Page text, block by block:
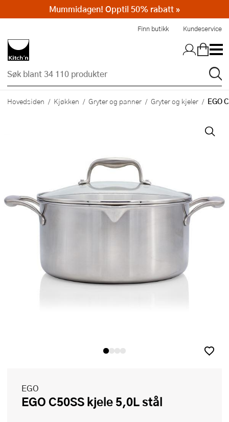
Finn butikk Kundeservice
Hovedsiden Kjøkken Gryter og panner Gryter og kjeler EGO
EGO
EGO C50SS kjele 5,0L stål
Mummidagen! Opptil 50% rabatt »